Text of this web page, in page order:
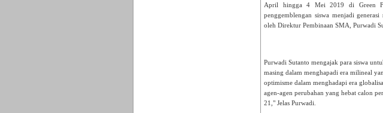
April hingga 4 Mei 2019 di Green
penggemblengan siswa menjadi
oleh Direktur Pembinaan SMA, Purwadi
Purwadi Sutanto mengajak para siswa
masing dalam menghapadi era milineal
optimisme dalam menghadapi era
agen-agen perubahan yang hebat calon
21," Jelas Purwadi.